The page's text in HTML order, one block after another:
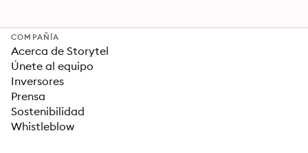
COMPAÑÍA
Acerca de Storytel
Únete al equipo
Inversores
Prensa
Sostenibilidad
Whistleblow